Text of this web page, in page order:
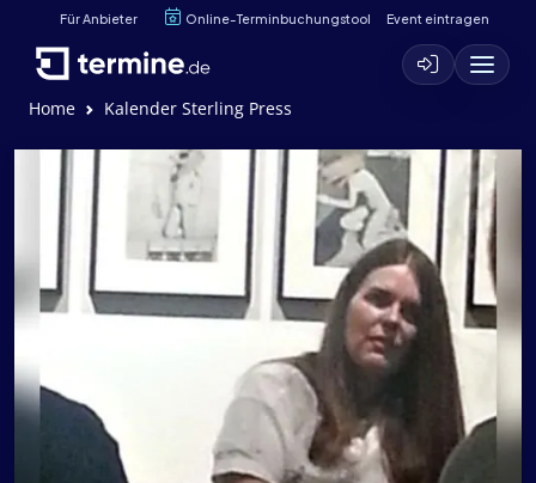
Für Anbieter Online-Terminbuchungstool Event eintragen
Home Kalender Sterling Press